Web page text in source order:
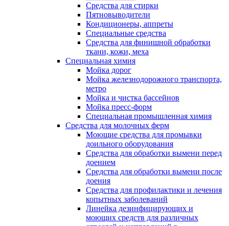
Средства для стирки
Пятновыводители
Кондиционеры, аппреты
Специальные средства
Средства для финишной обработки
ткани, кожи, меха
Специальная химия
Мойка дорог
Мойка железнодорожного транспорта,
метро
Мойка и чистка бассейнов
Мойка пресс-форм
Специальная промышленная химия
Средства для молочных ферм
Моющие средства для промывки
доильного оборудования
Средства для обработки вымени перед
доением
Средства для обработки вымени после
доения
Средства для профилактики и лечения
копытных заболеваний
Линейка дезинфицирующих и
моющих средств для различных